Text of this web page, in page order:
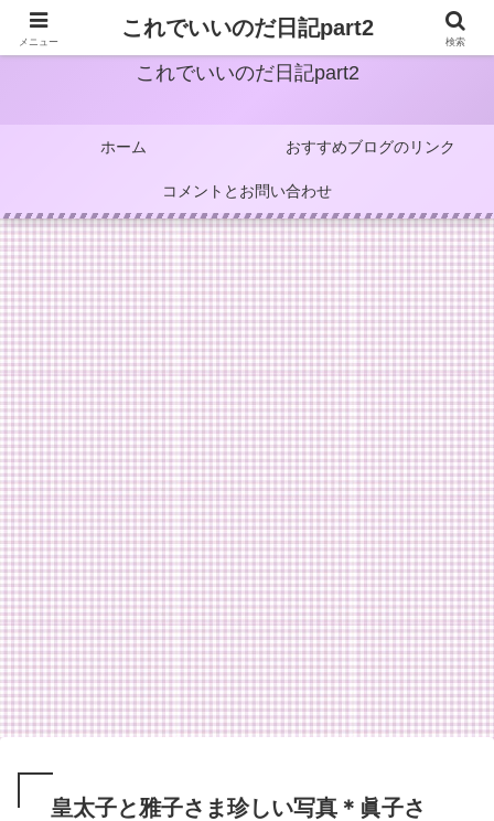
これでいいのだ日記part2
ホーム おすすめブログのリンク
コメントとお問い合わせ
皇太子と雅子さま珍しい写真＊眞子さ
メニュー
これでいいのだ日記part2
検索